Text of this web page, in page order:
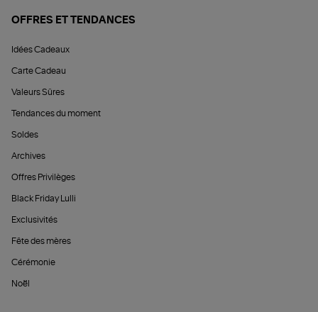
OFFRES ET TENDANCES
Idées Cadeaux
Carte Cadeau
Valeurs Sûres
Tendances du moment
Soldes
Archives
Offres Privilèges
Black Friday Lulli
Exclusivités
Fête des mères
Cérémonie
Noël